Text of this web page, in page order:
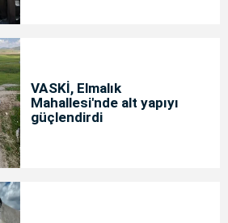
VASKİ, Elmalık
Mahallesi'nde alt yapıyı
güçlendirdi